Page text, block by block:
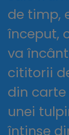
de timp,
început,
va
cititorii
din
unei
întinse